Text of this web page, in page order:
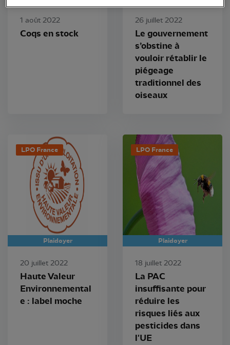
1 août 2022
Coqs en stock
26 juillet 2022
Le gouvernement
s’obstine à
vouloir rétablir le
piégeage
traditionnel des
oiseaux
LPO France
Plaidoyer
20 juillet 2022
Haute Valeur
Environnemental
e : label moche
LPO France
Plaidoyer
18 juillet 2022
La PAC
insuffisante pour
réduire les
risques liés aux
pesticides dans
l'UE